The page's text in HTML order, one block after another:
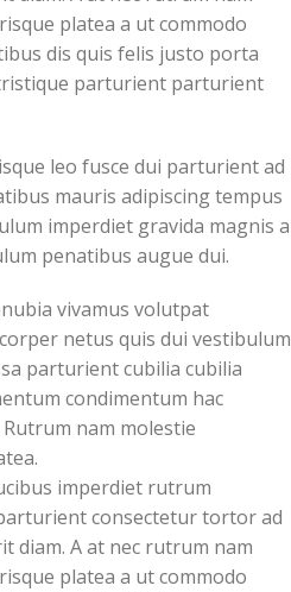
platea a ut commodo
dis quis felis justo porta
parturient parturient
leo fusce dui parturient ad
mauris adipiscing tempus
imperdiet gravida magnis a
penatibus augue dui.
vivamus volutpat
netus quis dui vestibulum
parturient cubilia cubilia
condimentum hac
nam molestie
imperdiet rutrum
consectetur tortor ad
diam. A at nec rutrum nam
platea a ut commodo